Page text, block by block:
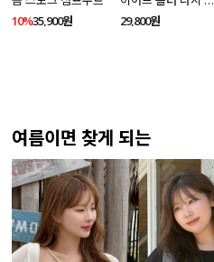
10%35,900원
디건 티셔츠
29,800원
여름이면 찾게 되는